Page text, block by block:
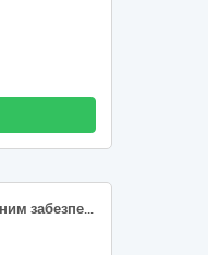
Послуга з користування програмним забезпеченням для захисту від кібератак (ДК 021:2015 : 48730000-4 Пакети програмного забезпечення для забезпечення безпеки)